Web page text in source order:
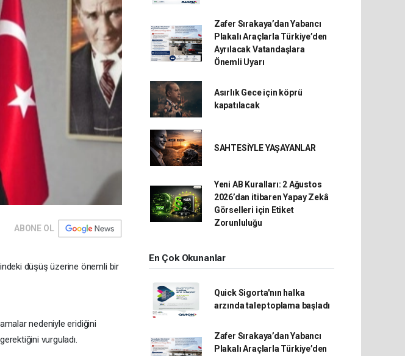
ABONE OL
düşüş üzerine önemli bir
nedeniyle eridiğini
vurguladı.
Zafer Sırakaya’dan Yabancı
Plakalı Araçlarla Türkiye’den
Ayrılacak Vatandaşlara
Önemli Uyarı
Asırlık Gece için köprü
kapatılacak
SAHTESİYLE YAŞAYANLAR
Yeni AB Kuralları: 2 Ağustos
2026’dan itibaren Yapay Zekâ
Görselleri için Etiket
Zorunluluğu
En Çok Okunanlar
Quick Sigorta'nın halka
arzında talep toplama başladı
Zafer Sırakaya’dan Yabancı
Plakalı Araçlarla Türkiye’den